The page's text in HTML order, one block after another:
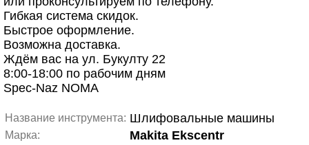
Гибкая система скидок.
Быстрое оформление.
Возможна доставка.
Ждём вас на ул. Букулту 22
8:00-18:00 по рабочим дням
Spec-Naz NOMA
Название инструмента: Шлифовальные машины
Марка: Makita Ekscentr